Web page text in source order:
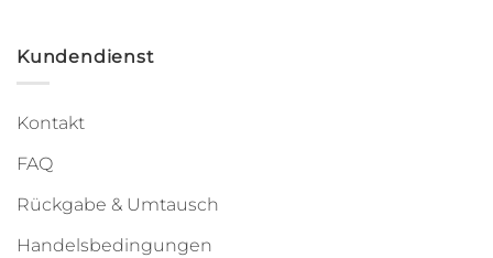
Kundendienst
Kontakt
FAQ
Rückgabe & Umtausch
Handelsbedingungen